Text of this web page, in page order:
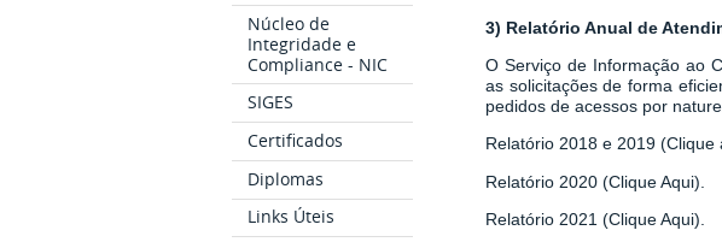
Núcleo de
Integridade e
Compliance - NIC
SIGES
Certificados
Diplomas
Links Úteis
3) Relatório Anual de
O Serviço de Informação ao
as solicitações de forma
pedidos de acessos por
Relatório 2018 e 2019 (Clique
Relatório 2020 (Clique Aqui).
Relatório 2021 (Clique Aqui).